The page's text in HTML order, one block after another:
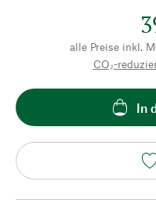
alle Preise inkl.
CO₂-
In